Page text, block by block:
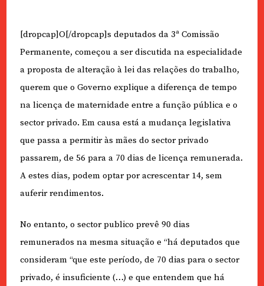
[dropcap]O[/dropcap]s deputados da 3ª Comissão
Permanente, começou a ser discutida na especialidade
a proposta de alteração à lei das relações do trabalho,
querem que o Governo explique a diferença de tempo
na licença de maternidade entre a função pública e o
sector privado. Em causa está a mudança legislativa
que passa a permitir às mães do sector privado
passarem, de 56 para a 70 dias de licença remunerada.
A estes dias, podem optar por acrescentar 14, sem
auferir rendimentos.
No entanto, o sector publico prevê 90 dias
remunerados na mesma situação e “há deputados que
consideram “que este período, de 70 dias para o sector
privado, é insuficiente (…) e que entendem que há